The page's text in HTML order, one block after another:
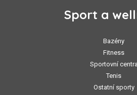
Sport a
Bazény
Fitness
Sportovní centra
Tenis
Ostatní sporty